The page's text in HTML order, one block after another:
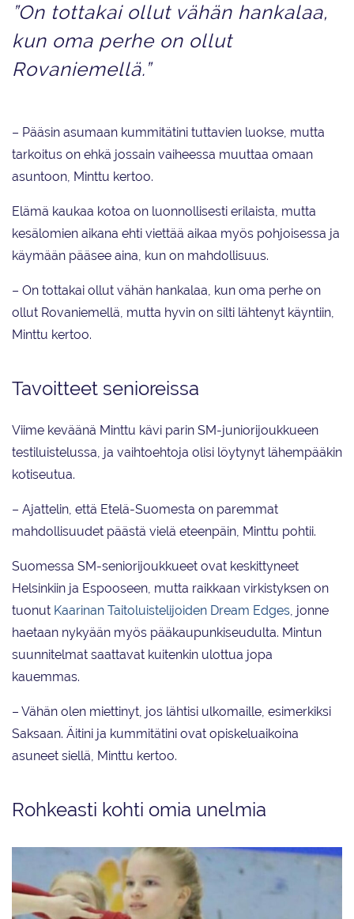
”On tottakai ollut vähän hankalaa,
kun oma perhe on ollut
Rovaniemellä.”
– Pääsin asumaan kummitätini tuttavien luokse, mutta
tarkoitus on ehkä jossain vaiheessa muuttaa omaan
asuntoon, Minttu kertoo.
Elämä kaukaa kotoa on luonnollisesti erilaista, mutta
kesälomien aikana ehti viettää aikaa myös pohjoisessa ja
käymään pääsee aina, kun on mahdollisuus.
– On tottakai ollut vähän hankalaa, kun oma perhe on
ollut Rovaniemellä, mutta hyvin on silti lähtenyt käyntiin,
Minttu kertoo.
Tavoitteet senioreissa
Viime keväänä Minttu kävi parin SM-juniorijoukkueen
testiluistelussa, ja vaihtoehtoja olisi löytynyt lähempääkin
kotiseutua.
– Ajattelin, että Etelä-Suomesta on paremmat
mahdollisuudet päästä vielä eteenpäin, Minttu pohtii.
Suomessa SM-seniorijoukkueet ovat keskittyneet
Helsinkiin ja Espooseen, mutta raikkaan virkistyksen on
tuonut Kaarinan Taitoluistelijoiden Dream Edges, jonne
haetaan nykyään myös pääkaupunkiseudulta. Mintun
suunnitelmat saattavat kuitenkin ulottua jopa
kauemmas.
– Vähän olen miettinyt, jos lähtisi ulkomaille, esimerkiksi
Saksaan. Äitini ja kummitätini ovat opiskeluaikoina
asuneet siellä, Minttu kertoo.
Rohkeasti kohti omia unelmia